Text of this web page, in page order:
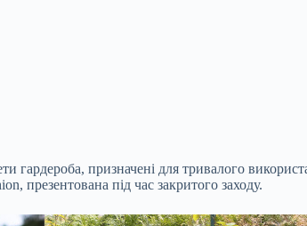
призначені для тривалого
презентована під час закритого заходу.